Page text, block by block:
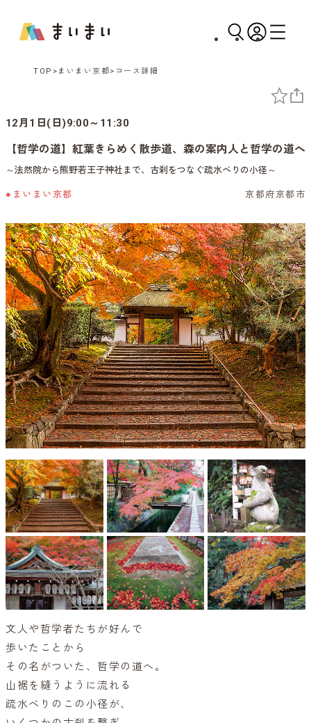
TOP まいまい京都 コース詳細
12月1日(日)9:00～11:30
【哲学の道】紅葉きらめく散歩道、森の案内人と哲学の道へ
～法然院から熊野若王子神社まで、古刹をつなぐ疏水べりの小径～
●まいまい京都 京都府京都市
文人や哲学者たちが好んで
歩いたことから
その名がついた、哲学の道へ。
山裾を縫うように流れる
疏水べりのこの小径が、